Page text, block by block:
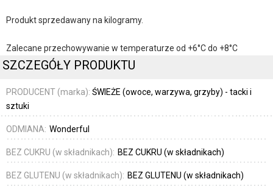
Produkt sprzedawany na kilogramy.
Zalecane przechowywanie w temperaturze od +6°C do +8°C
SZCZEGÓŁY PRODUKTU
PRODUCENT (marka): ŚWIEŻE (owoce, warzywa, grzyby) - tacki i
sztuki
ODMIANA: Wonderful
BEZ CUKRU (w składnikach): BEZ CUKRU (w składnikach)
BEZ GLUTENU (w składnikach): BEZ GLUTENU (w składnikach)